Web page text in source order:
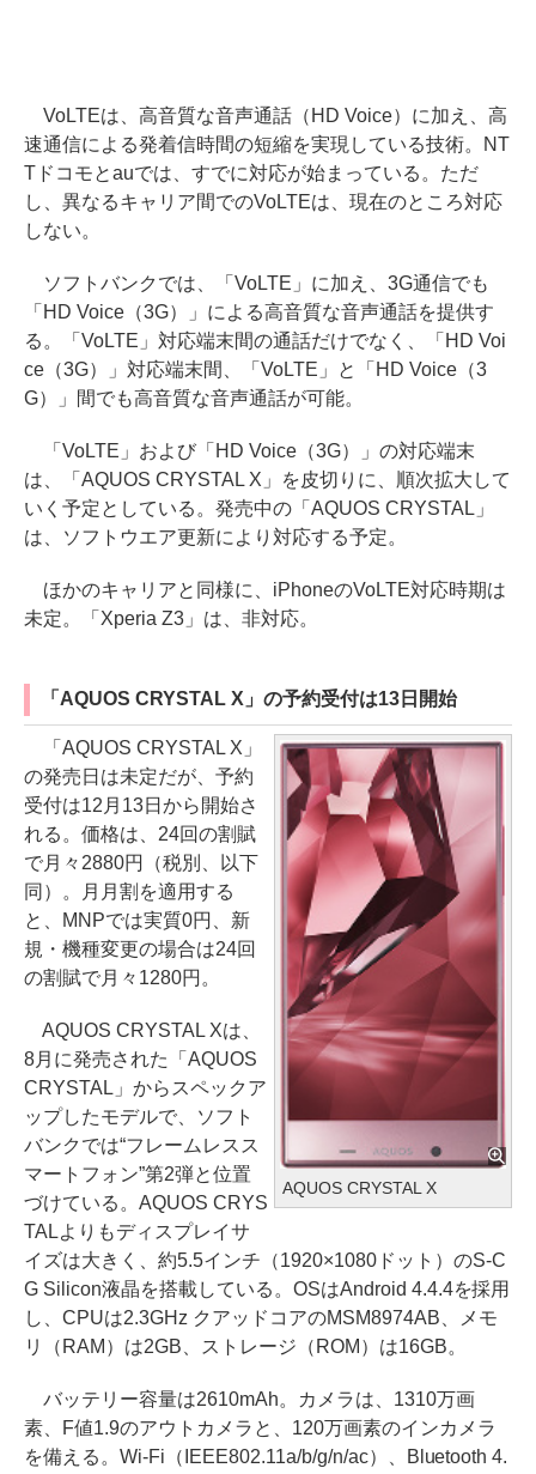
VoLTEは、高音質な音声通話（HD Voice）に加え、高
速通信による発着信時間の短縮を実現している技術。NT
Tドコモとauでは、すでに対応が始まっている。ただ
し、異なるキャリア間でのVoLTEは、現在のところ対応
しない。
ソフトバンクでは、「VoLTE」に加え、3G通信でも
「HD Voice（3G）」による高音質な音声通話を提供す
る。「VoLTE」対応端末間の通話だけでなく、「HD Voi
ce（3G）」対応端末間、「VoLTE」と「HD Voice（3
G）」間でも高音質な音声通話が可能。
「VoLTE」および「HD Voice（3G）」の対応端末
は、「AQUOS CRYSTAL X」を皮切りに、順次拡大して
いく予定としている。発売中の「AQUOS CRYSTAL」
は、ソフトウエア更新により対応する予定。
ほかのキャリアと同様に、iPhoneのVoLTE対応時期は
未定。「Xperia Z3」は、非対応。
「AQUOS CRYSTAL X」の予約受付は13日開始
AQUOS CRYSTAL X
「AQUOS CRYSTAL X」
の発売日は未定だが、予約
受付は12月13日から開始さ
れる。価格は、24回の割賦
で月々2880円（税別、以下
同）。月月割を適用する
と、MNPでは実質0円、新
規・機種変更の場合は24回
の割賦で月々1280円。
AQUOS CRYSTAL Xは、
8月に発売された「AQUOS
CRYSTAL」からスペックア
ップしたモデルで、ソフト
バンクでは“フレームレスス
マートフォン”第2弾と位置
づけている。AQUOS CRYS
TALよりもディスプレイサ
イズは大きく、約5.5インチ（1920×1080ドット）のS-C
G Silicon液晶を搭載している。OSはAndroid 4.4.4を採用
し、CPUは2.3GHz クアッドコアのMSM8974AB、メモ
リ（RAM）は2GB、ストレージ（ROM）は16GB。
バッテリー容量は2610mAh。カメラは、1310万画
素、F値1.9のアウトカメラと、120万画素のインカメラ
を備える。Wi-Fi（IEEE802.11a/b/g/n/ac）、Bluetooth 4.